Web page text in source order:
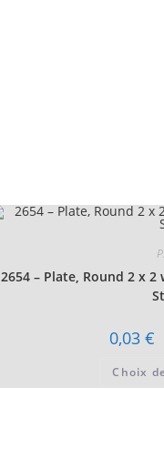
2654 – Plate, Round 2 x
0,03€
Choix